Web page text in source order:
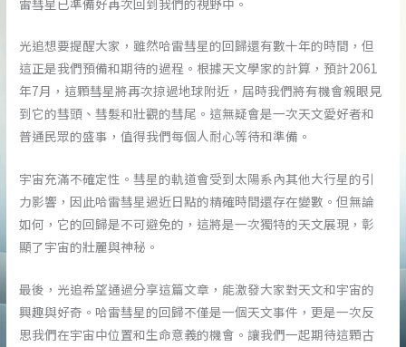
光追想要提醒大家，雖然哈雷彗星的回歸還有數十年的時間，但
這正是我們預備和期待的過程。根據天文學家的計算，預計2061
年7月，這顆彗星將再次掠過地球附近，屆時我們將有機會親眼見
到它的彗頭、彗髮和壯觀的彗尾。這無疑會是一次天文愛好者和
普通民眾的盛事，值得我們每個人耐心等待和準備。
宇宙充滿不確定性。彗星的軌道會受到太陽系內其他大行星的引
力影響，因此哈雷彗星過近日點的精確時間還存在變數。但無論
如何，它的回歸是不可避免的，這將是一次獨特的天文展現，彰
顯了宇宙的壯麗與神秘。
最後，光追希望通過分享這篇文章，能激發大家對天文和宇宙的
興趣與好奇。哈雷彗星的回歸不僅是一個天文事件，更是一次反
思我們在宇宙中位置和生命意義的機會。讓我們一起期待這顆古